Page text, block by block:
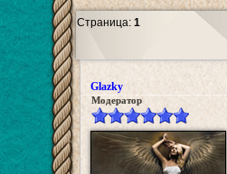
Страница:1
Glazky
Модератор